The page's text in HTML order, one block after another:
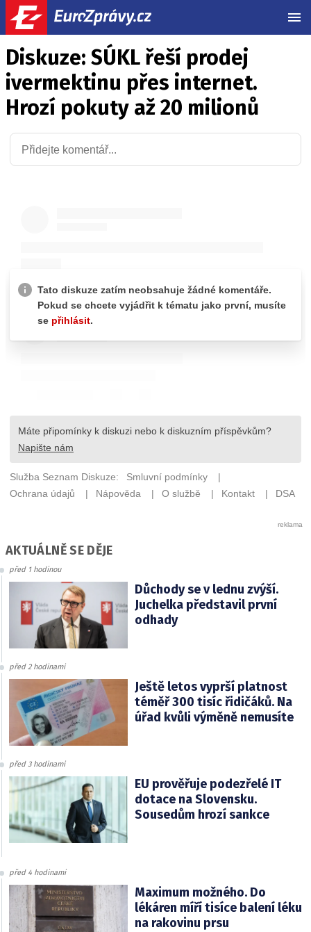
Diskuze: SÚKL řeší prodej
ivermektinu přes internet.
Hrozí pokuty až 20 milionů
AKTUÁLNĚ SE DĚJE
před 1 hodinou
Důchody se v lednu zvýší.
Juchelka představil první
odhady
před 2 hodinami
Ještě letos vyprší platnost
téměř 300 tisíc řidičáků. Na
úřad kvůli výměně nemusíte
před 3 hodinami
EU prověřuje podezřelé IT
dotace na Slovensku.
Sousedům hrozí sankce
před 4 hodinami
Maximum možného. Do
lékáren míří tisíce balení léku
na rakovinu prsu